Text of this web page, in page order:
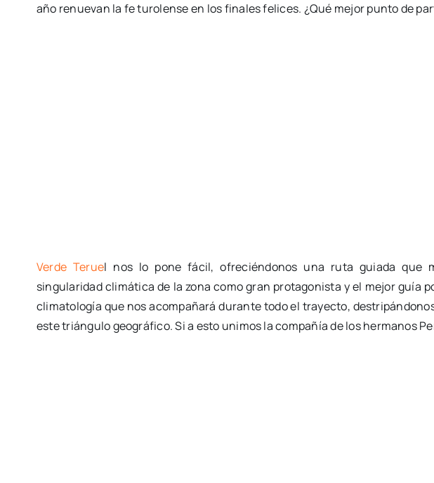
año renuevan la fe turolense en los finales felices. ¿Qué mejor punto de
Verde Teruel nos lo pone fácil, ofreciéndonos una ruta guiada que
singularidad climática de la zona como gran protagonista y el mejor guía
climatología que nos acompañará durante todo el trayecto,
este triángulo geográfico. Si a esto unimos la compañía de los hermanos